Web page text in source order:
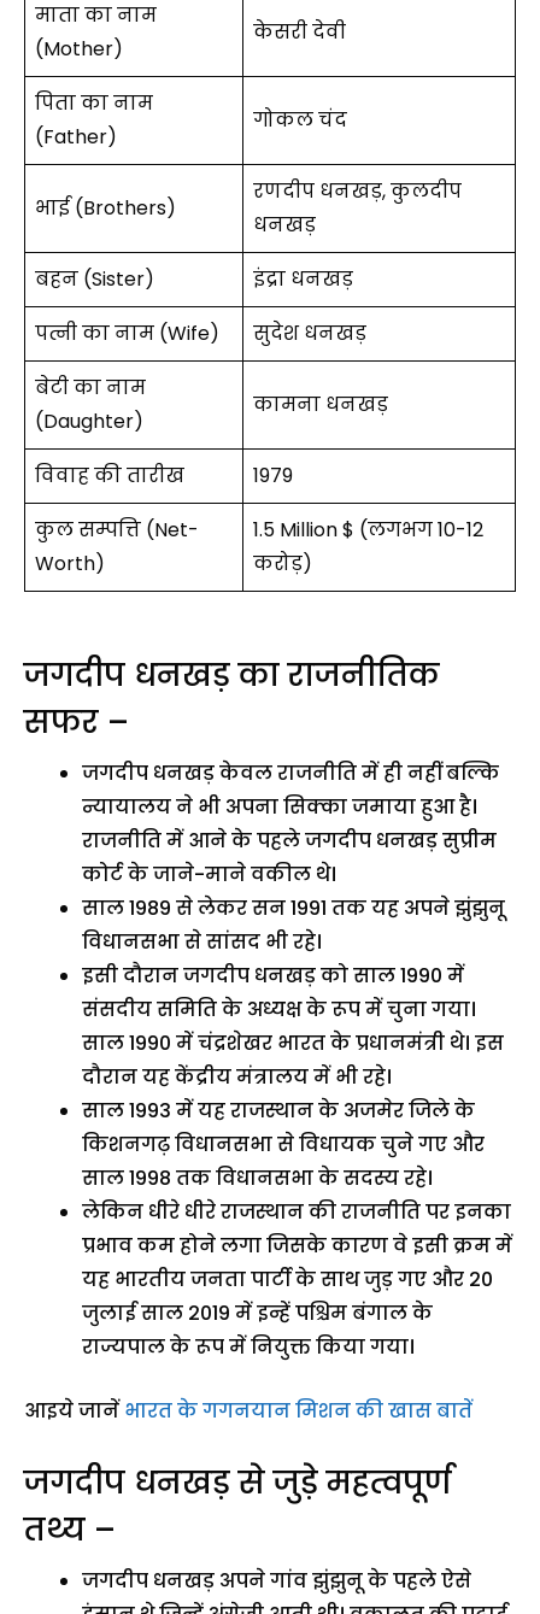
माता का नाम
(Mother)
केसरी देवी
पिता का नाम
(Father)
गोकल चंद
भाई (Brothers)
रणदीप धनखड़, कुलदीप
धनखड़
बहन (Sister)
इंद्रा धनखड़
पत्नी का नाम (Wife)
सुदेश धनखड़
बेटी का नाम
(Daughter)
कामना धनखड़
विवाह की तारीख
1979
कुल सम्पत्ति (Net-
Worth)
1.5 Million $ (लगभग 10-12
करोड़)
जगदीप धनखड़ का राजनीतिक
सफर –
जगदीप धनखड़ केवल राजनीति में ही नहीं बल्कि
न्यायालय ने भी अपना सिक्का जमाया हुआ है।
राजनीति में आने के पहले जगदीप धनखड़ सुप्रीम
कोर्ट के जाने-माने वकील थे।
साल 1989 से लेकर सन 1991 तक यह अपने झुंझुनू
विधानसभा से सांसद भी रहे।
इसी दौरान जगदीप धनखड़ को साल 1990 में
संसदीय समिति के अध्यक्ष के रूप में चुना गया।
साल 1990 में चंद्रशेखर भारत के प्रधानमंत्री थे। इस
दौरान यह केंद्रीय मंत्रालय में भी रहे।
साल 1993 में यह राजस्थान के अजमेर जिले के
किशनगढ़ विधानसभा से विधायक चुने गए और
साल 1998 तक विधानसभा के सदस्य रहे।
लेकिन धीरे धीरे राजस्थान की राजनीति पर इनका
प्रभाव कम होने लगा जिसके कारण वे इसी क्रम में
यह भारतीय जनता पार्टी के साथ जुड़ गए और 20
जुलाई साल 2019 में इन्हें पश्चिम बंगाल के
राज्यपाल के रूप में नियुक्त किया गया।
आइये जानेंभारत के गगनयान मिशन की खास बातें
जगदीप धनखड़ से जुड़े महत्वपूर्ण
तथ्य –
जगदीप धनखड़ अपने गांव झुंझुनू के पहले ऐसे